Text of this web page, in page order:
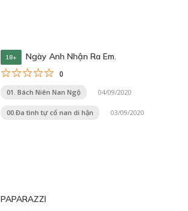
18+ Ngày Anh Nhận Ra Em.
0
01. Bách Niên Nan Ngộ 04/09/2020
00.Đa tình tự cổ nan di hận 03/09/2020
PAPARAZZI